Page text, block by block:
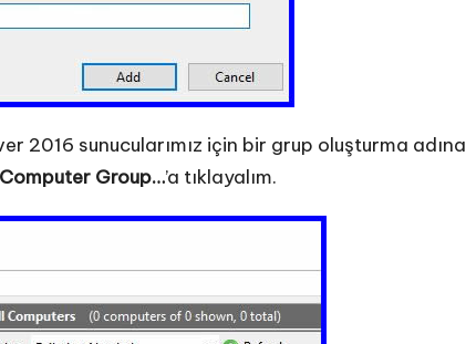
2016 sunucularımız için bir grup oluşturma adına
Group…’a tıklayalım.